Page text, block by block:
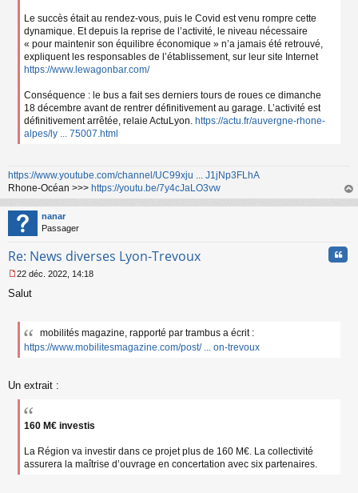
Le succès était au rendez-vous, puis le Covid est venu rompre cette
dynamique. Et depuis la reprise de l’activité, le niveau nécessaire
« pour maintenir son équilibre économique » n’a jamais été retrouvé,
expliquent les responsables de l’établissement, sur leur site Internet
https://www.lewagonbar.com/
Conséquence : le bus a fait ses derniers tours de roues ce dimanche
18 décembre avant de rentrer définitivement au garage. L’activité est
définitivement arrêtée, relaie ActuLyon. https://actu.fr/auvergne-rhone-
alpes/ly ... 75007.html
https://www.youtube.com/channel/UC99xju ... J1jNp3FLhA
Rhone-Océan >>> https://youtu.be/7y4cJaLO3vw
au
nanar
Passager
Re: News diverses Lyon-Trevoux
e
n
l
22 déc. 2022, 14:18
Salut
mobilités magazine, rapporté par trambus a écrit :
https://www.mobilitesmagazine.com/post/ ... on-trevoux
Un extrait :
160 M€ investis
La Région va investir dans ce projet plus de 160 M€. La collectivité
assurera la maîtrise d’ouvrage en concertation avec six partenaires.